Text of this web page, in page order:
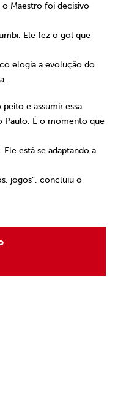
o Maestro foi decisivo
Ele fez o gol que
elogia a evolução do
e assumir essa
Paulo. É o momento que
está se adaptando a
jogos”, concluiu o